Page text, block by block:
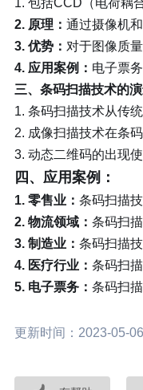
1. 包括CCD（电荷耦
2. 原理： 通过摄像机
3. 优势： 对于图像质
4. 应用案例： 电子票
三、条码扫描技术的演
1. 条码扫描技术从传
2. 成像扫描技术在条
3. 动态二维码的出现
四、应用案例：
1. 零售业： 条码扫描
2. 物流领域： 条码扫
3. 制造业： 条码扫描
4. 医疗行业： 条码扫
5. 电子票务： 条码扫
更新时间：2023-05-06